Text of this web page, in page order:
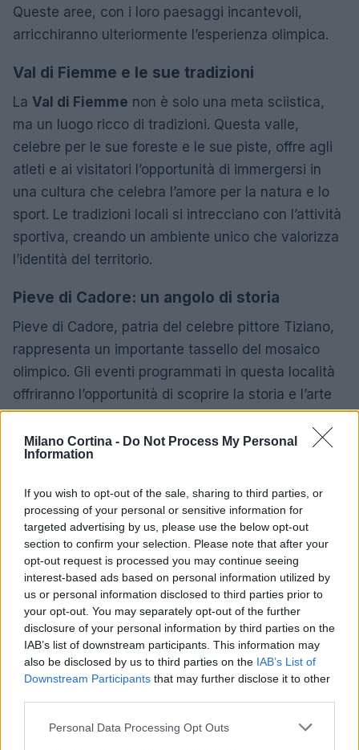
Milano Cortina - Do Not Process My Personal
Information
If you wish to opt-out of the sale, sharing to third parties, or
processing of your personal or sensitive information for
targeted advertising by us, please use the below opt-out
section to confirm your selection. Please note that after your
opt-out request is processed you may continue seeing
interest-based ads based on personal information utilized by
us or personal information disclosed to third parties prior to
your opt-out. You may separately opt-out of the further
disclosure of your personal information by third parties on the
IAB’s list of downstream participants. This information may
also be disclosed by us to third parties on the IAB’s List of
Downstream Participants that may further disclose it to other
Please note that this website/app uses one or more Google
Personal Data Processing Opt Outs
Queste aree, con i loro paesaggi incantevoli,
arricchiranno ulteriormente l’esperienza olimpica.
Val di Fiemme e le sue tradizioni
La Val di Fiemme non è solo una meta sciistica,
ma un luogo ricco di tradizioni. Questa valle,
celebre per le sue foreste e le sue piste, offre agli
atleti e ai visitatori l’opportunità di immergersi in
una cultura che celebra l’amore per la natura e lo
sport. Le tradizioni locali si intrecciano con l’attività
sportiva, creando un ambiente unico che valorizza
l’identità del territorio.
Pieve di Cadore: un angolo di storia
Pieve di Cadore, patria del celebre pittore Tiziano,
rappresenta un importante tassello del mosaico
olimpico. Gli eventi programmati in questa località
offriranno l’opportunità di scoprire la storia e l’arte
che caratterizzano il luogo. La bellezza dei
paesaggi circostanti, con le maestose Dolomiti,
farà da cornice a un’atmosfera unica, rendendo
In conclusione, le Olimpiadi Milano Cortina 2026
rappresentano un evento di rilevanza
internazionale. Le località coinvolte offriranno non
solo un palcoscenico per le competizioni sportive,
ma anche un’esperienza culturale e gastronomica
che arricchirà il soggiorno di tutti i partecipanti.
Dalla metropoli milanese alle meraviglie naturali di
Cortina, ogni angolo sarà un racconto affascinante
di tradizione e innovazione.